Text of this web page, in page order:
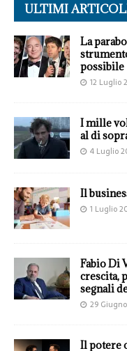
ULTIMI
La
possibile
12 Luglio
I mille
al di
4 Luglio
Il
1 Luglio
Fabio Di
crescita,
segnali
29
Il potere